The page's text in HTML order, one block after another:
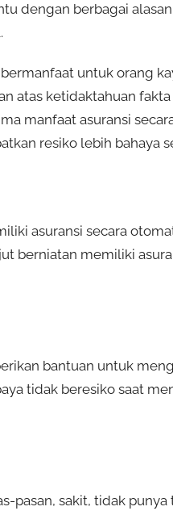
dengan berbagai
untuk orang
atas ketidaktahuan
manfaat asuransi
resiko lebih bahaya
asuransi secara
berniatan memiliki
bantuan untuk
tidak beresiko saat
pasan, sakit, tidak